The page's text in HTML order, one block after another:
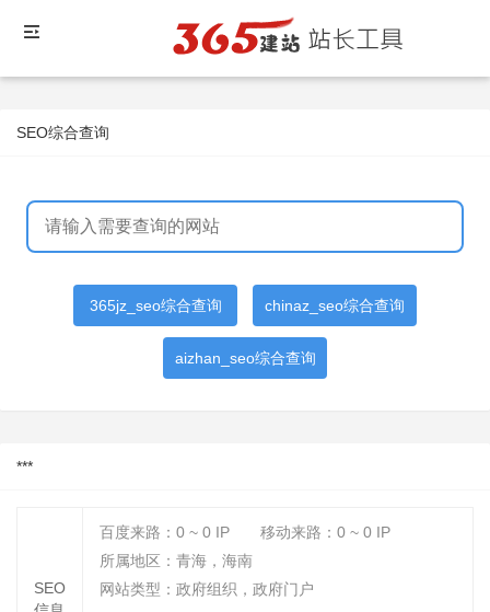
SEO综合查询
365jz_seo综合查询 chinaz_seo综合查询
aizhan_seo综合查询
***
SEO
百度来路： 0 ~ 0 IP 移动来路： 0 ~ 0 IP
所属地区：青海，海南
网站类型：政府组织，政府门户